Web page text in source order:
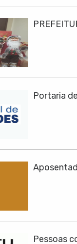
Portaria
Pessoas